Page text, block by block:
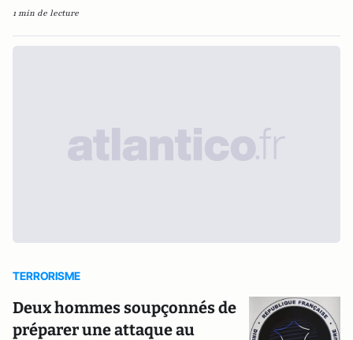
1 min de lecture
TERRORISME
Deux hommes soupçonnés de
préparer une attaque au